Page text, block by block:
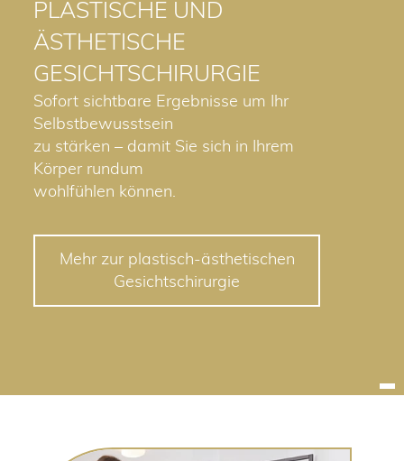
PLASTISCHE UND
ÄSTHETISCHE
GESICHTSCHIRURGIE
Sofort sichtbare Ergebnisse um Ihr
Selbstbewusstsein
zu stärken – damit Sie sich in Ihrem
Körper rundum
wohlfühlen können.
Mehr zur plastisch-ästhetischen
Gesichtschirurgie